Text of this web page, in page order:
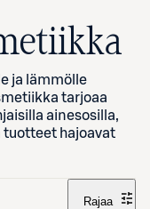
ja lämmölle
tarjoaa
ainesosilla,
tuotteet hajoavat
Rajaa